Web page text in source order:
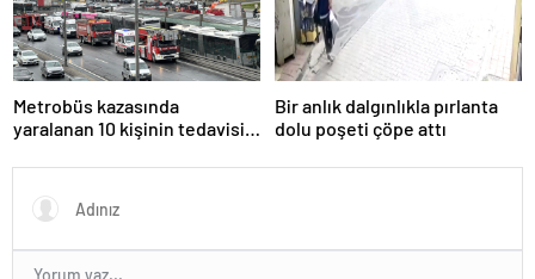
Metrobüs kazasında
yaralanan 10 kişinin tedavisi
Bir anlık dalgınlıkla pırlanta
dolu poşeti çöpe attı